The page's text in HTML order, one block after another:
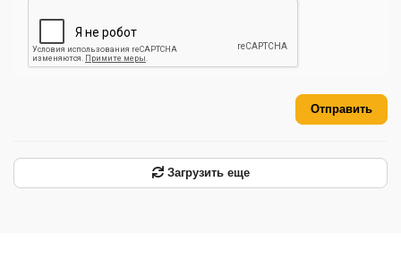
Отправить
Загрузить еще